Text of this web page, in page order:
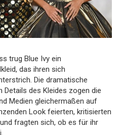
trug Blue Ivy ein
das ihren sich
Die dramatische
des Kleides zogen die
Medien gleichermaßen auf
Look feierten, kritisierten
fragten sich, ob es für ihr